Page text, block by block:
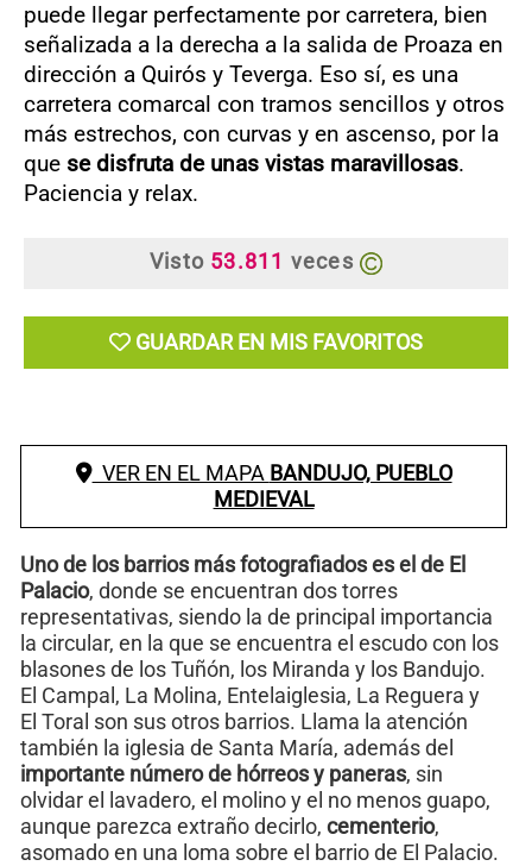
puede llegar perfectamente por carretera, bien
señalizada a la derecha a la salida de Proaza en
dirección a Quirós y Teverga. Eso sí, es una
carretera comarcal con tramos sencillos y otros
más estrechos, con curvas y en ascenso, por la
que se disfruta de unas vistas maravillosas.
Paciencia y relax.
Visto 53.811 veces
GUARDAR EN MIS FAVORITOS
VER EN EL MAPA BANDUJO, PUEBLO
MEDIEVAL
Uno de los barrios más fotografiados es el de El
Palacio, donde se encuentran dos torres
representativas, siendo la de principal importancia
la circular, en la que se encuentra el escudo con los
blasones de los Tuñón, los Miranda y los Bandujo.
El Campal, La Molina, Entelaiglesia, La Reguera y
El Toral son sus otros barrios. Llama la atención
también la iglesia de Santa María, además del
importante número de hórreos y paneras, sin
olvidar el lavadero, el molino y el no menos guapo,
aunque parezca extraño decirlo, cementerio,
asomado en una loma sobre el barrio de El Palacio.